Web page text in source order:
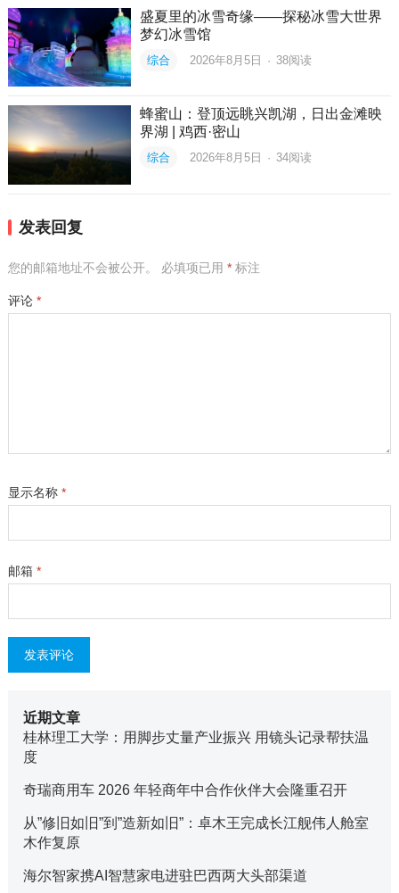
盛夏里的冰雪奇缘——探秘冰雪大世界
梦幻冰雪馆
综合 2026年8月5日 · 38阅读
蜂蜜山：登顶远眺兴凯湖，日出金滩映
界湖 | 鸡西·密山
综合 2026年8月5日 · 34阅读
发表回复
您的邮箱地址不会被公开。 必填项已用 *标注
评论 *
显示名称 *
邮箱 *
近期文章
桂林理工大学：用脚步丈量产业振兴 用镜头记录帮扶温
度
奇瑞商用车 2026 年轻商年中合作伙伴大会隆重召开
从”修旧如旧”到”造新如旧”：卓木王完成长江舰伟人舱室
木作复原
海尔智家携AI智慧家电进驻巴西两大头部渠道